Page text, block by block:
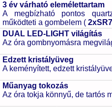
3 év várható elemélettartam
A megbízható pontos
működteti a gombelem (
DUAL LED-LIGHT világítás
Az óra gombnyomásra
Edzett kristályüveg
A keményített, edzett
Műanyag tokozás
Az óra tokja könnyű, de tartós